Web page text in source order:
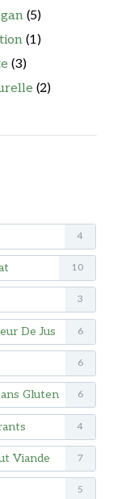
(5)
(1)
(3)
(2)
4
10
3
De Jus 6
6
Gluten 6
4
Viande 7
5